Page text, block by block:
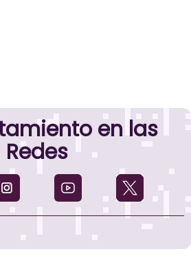
en las
Redes